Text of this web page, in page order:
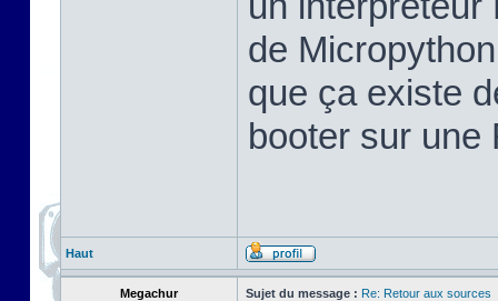
de
que ça existe
booter sur une
Haut
Megachur Sujet du message : Re: Retour aux sources